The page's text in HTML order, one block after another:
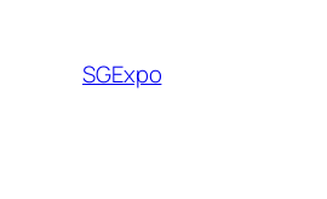
SGExpo